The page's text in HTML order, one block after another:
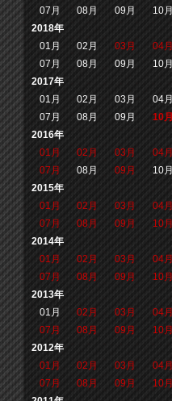
07月
08月 09月 10月
2018年
01月
02月 03月 04月
07月
08月 09月 10月
2017年
01月
02月 03月 04月
07月
08月 09月 10月
2016年
01月
02月 03月 04月
07月
08月 09月 10月
2015年
01月
02月 03月 04月
07月
08月 09月 10月
2014年
01月
02月 03月 04月
07月
08月 09月 10月
2013年
01月
02月 03月 04月
07月
08月 09月 10月
2012年
01月
02月 03月 04月
07月
08月 09月 10月